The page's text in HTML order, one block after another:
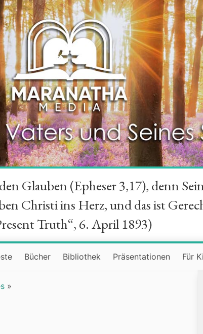
Glauben (Epheser 3,17), denn
Christi ins Herz, und das ist
Truth“, 6. April 1893)
Bücher Bibliothek Präsentationen Für
»